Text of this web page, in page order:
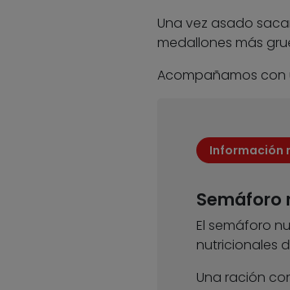
Una vez asado
medallones más
Acompañamos con
Información
Semáforo
El semáforo
nutricionales
Una ración